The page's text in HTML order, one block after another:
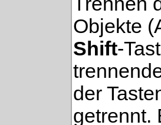
Objekte
Shift-
der
getrennt.